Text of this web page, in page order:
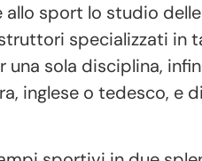
allo sport lo studio
specializzati in
sola disciplina,
inglese o tedesco, e